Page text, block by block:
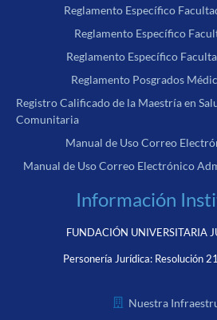
Reglamento Específico
Reglamento Específico
Reglamento Específico
Reglamento Posgrados
Registro Calificado de la Maestría en
Comunitaria
Manual de Uso Correo
Manual de Uso Correo Electrónico
Información
FUNDACIÓN UNIVERSITARIA
Personería Jurídica: Resolución
Nuestra